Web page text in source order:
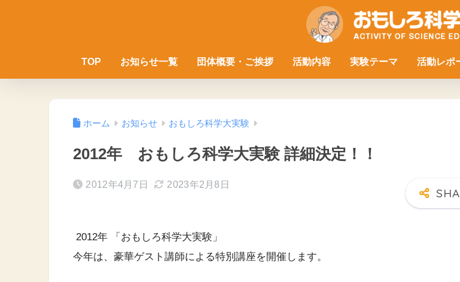
TOP お知らせ一覧 団体概要・ご挨拶 活動内容 実験テーマ 活動レポ
ホーム お知らせ おもしろ科学大実験
2012年 おもしろ科学大実験 詳細決定！！
2012年4月7日 2023年2月8日
2012年 「おもしろ科学大実験」
今年は、豪華ゲスト講師による特別講座を開催します。